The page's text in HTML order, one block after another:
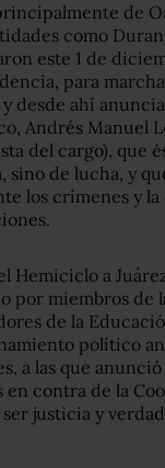
de
como
este 1 de
para
desde ahí
Andrés Manuel
del cargo), que
sino de lucha, y
los crímenes y
Hemiciclo a
por miembros de
de la
político
a las que anunció
contra de la
justicia y